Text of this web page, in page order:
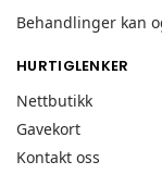
Behandlinger kan
HURTIGLENKER
Nettbutikk
Gavekort
Kontakt oss